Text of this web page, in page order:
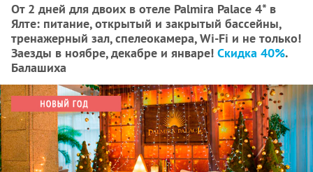
От 2 дней для двоих в отеле Palmira Palace 4* в
Ялте: питание, открытый и закрытый бассейны,
тренажерный зал, спелеокамера, Wi-Fi и не только!
Заезды в ноябре, декабре и январе! Скидка 40%.
Балашиха